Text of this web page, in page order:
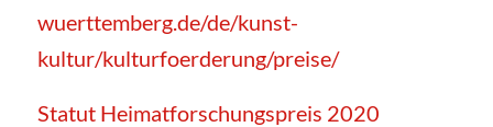
wuerttemberg.de/de/kunst-
kultur/kulturfoerderung/preise/
Statut Heimatforschungspreis 2020